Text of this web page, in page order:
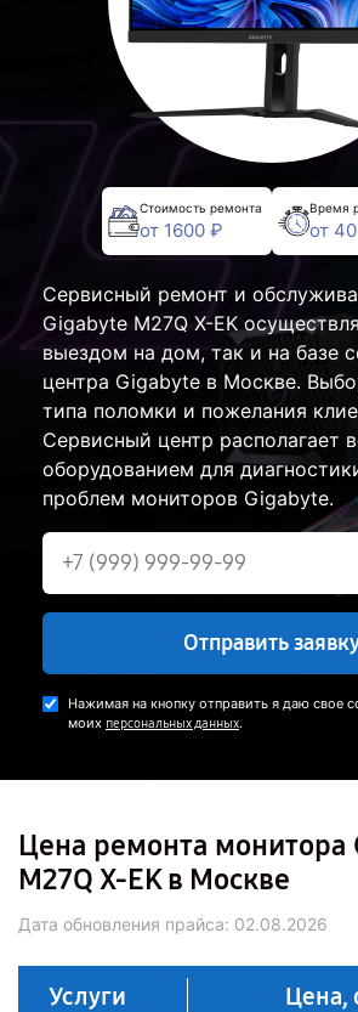
Стоимость ремонта
от 1600 ₽
Время
от
Сервисный ремонт и
Gigabyte M27Q X-EK
выездом на дом, так и на базе
центра Gigabyte в Москве.
типа поломки и пожелания
Сервисный центр располагает
оборудованием для
проблем мониторов Gigabyte.
Отправить
Нажимая на кнопку отправить я даю свое
моих персональных данных.
Цена ремонта монитора
M27Q X-EK в Москве
Дата обновления прайса: 02.08.2026
Услуги Цена,